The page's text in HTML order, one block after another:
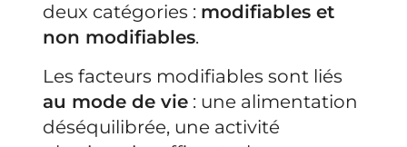
deux catégories : modifiables et
non modifiables.
Les facteurs modifiables sont liés
au mode de vie: une alimentation
déséquilibrée, une activité